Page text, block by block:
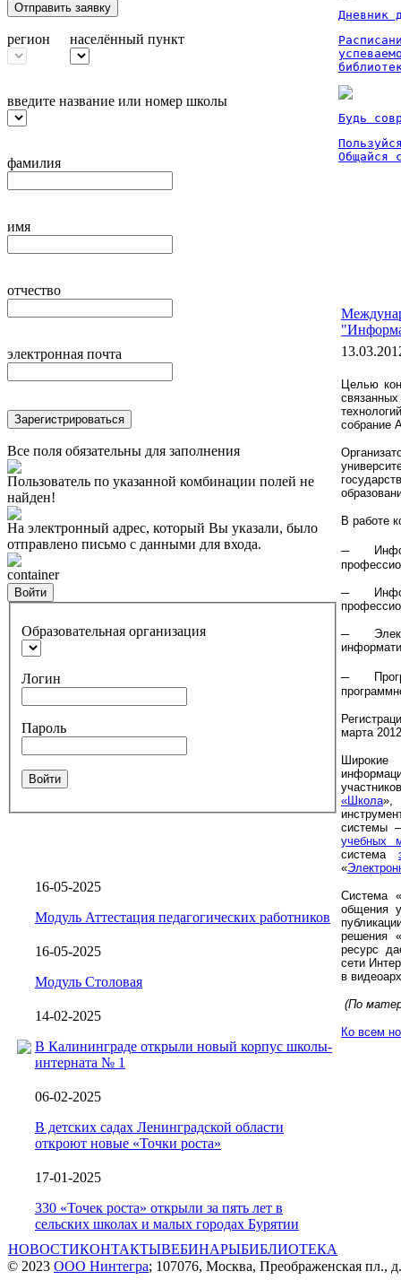
Отправить заявку
регион населённый пункт
введите название или номер школы
фамилия
имя
отчество
электронная почта
Зарегистрироваться
Все поля обязательны для заполнения
Пользователь по указанной комбинации полей не
найден!
На электронный адрес, который Вы указали, было
отправлено письмо с данными для входа.
container
Войти
Образовательная организация
Логин
Пароль
Войти
16-05-2025
Модуль Аттестация педагогических работников
16-05-2025
Модуль Столовая
14-02-2025
В Калининграде открыли новый корпус школы-
интерната № 1
06-02-2025
В детских садах Ленинградской области
откроют новые «Точки роста»
17-01-2025
330 «Точек роста» открыли за пять лет в
сельских школах и малых городах Бурятии
Дневник
Будь
Общайся
Целью
собрание
В работе
─
─
─
─
марта
«Школа»,
системы
учебных
система
«
Система
общения
решения
ресурс
сети
в
(По
Ко всем
НОВОСТИКОНТАКТЫВЕБИНАРЫБИБЛИОТЕКА
© 2023 ООО Нинтегра; 107076, Москва, Преображенская пл.,